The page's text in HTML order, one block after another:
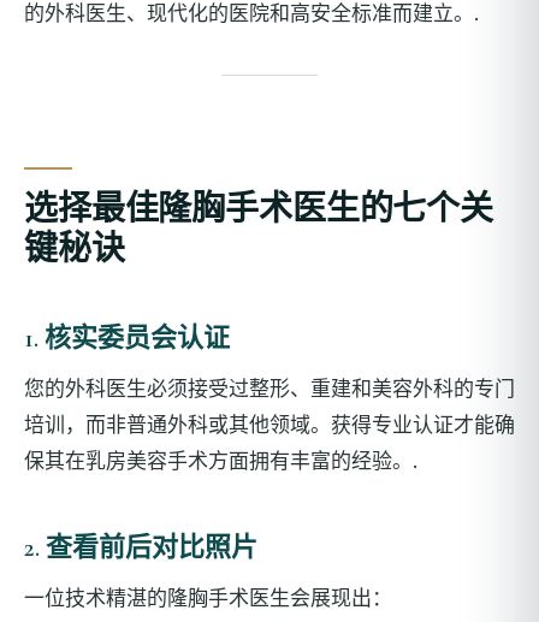
的外科医生、现代化的医院和高安全标准而建立。.
选择最佳隆胸手术医生的七个关
键秘诀
1. 核实委员会认证
您的外科医生必须接受过整形、重建和美容外科的专门
培训，而非普通外科或其他领域。获得专业认证才能确
保其在乳房美容手术方面拥有丰富的经验。.
2. 查看前后对比照片
一位技术精湛的隆胸手术医生会展现出：